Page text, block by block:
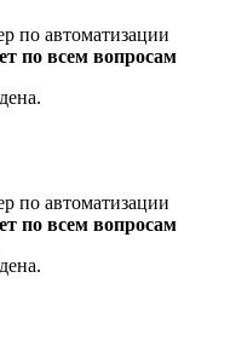
по автоматизации
по всем вопросам
по автоматизации
по всем вопросам